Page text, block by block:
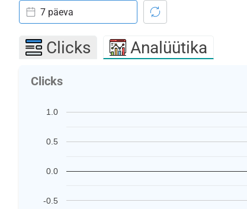
7 päeva
Clicks Analüütika
Clicks
-0.5
0.0
0.5
1.0